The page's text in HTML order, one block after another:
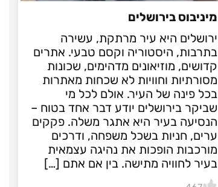
מיניבוס בירושלים
ירושלים היא עיר מרתקת, עשירה
בתרבות, היסטוריה וקסם טבעי. אתרים
קדושים, מוזיאונים מדהימים, שכונות
מסורתיות וחוויות לא שכחות מאתרות
בכל פינה של העיר. אולם לכל מי
שביקר בירושלים יודע דבר אחד בטוח –
הנסיעה בעיר היא אתגר משלה. פקקים
ערים, חניות בשכל משפחה, ודרכים
מורכבות הופכות את נהיגה עצמאית
בעיר לחוויה מתישה. בין אם אתם […]